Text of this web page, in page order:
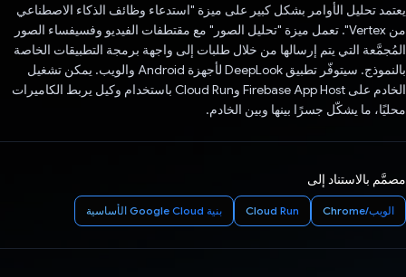
يعتمد تحليل الأوامر بشكل كبير على ميزة "استدعاء وظائف الذكاء الاصطناعي
من Vertex". تعمل ميزة "تحليل الصور" مع مقتطفات الفيديو وفسيفساء الصور
المُجمَّعة التي يتم إرسالها من خلال طلبات إلى واجهة برمجة التطبيقات الخاصة
بالنموذج. سيتوفّر تطبيق DeepLook لأجهزة Android والويب. يمكن تشغيل
الخادم على Firebase App Host وCloud Run باستخدام وكيل يربط الكاميرات
محليًا، ما يشكّل جسرًا بينها وبين الخادم.
مصمَّم بالاستناد إلى
الويب/Chrome Cloud Run بنية Google Cloud الأساسية